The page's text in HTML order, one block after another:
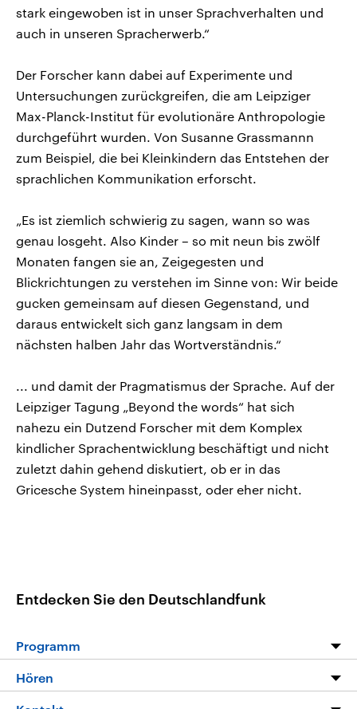
stark eingewoben ist in unser Sprachverhalten und
auch in unseren Spracherwerb.“
Der Forscher kann dabei auf Experimente und
Untersuchungen zurückgreifen, die am Leipziger
Max-Planck-Institut für evolutionäre Anthropologie
durchgeführt wurden. Von Susanne Grassmannn
zum Beispiel, die bei Kleinkindern das Entstehen der
sprachlichen Kommunikation erforscht.
„Es ist ziemlich schwierig zu sagen, wann so was
genau losgeht. Also Kinder – so mit neun bis zwölf
Monaten fangen sie an, Zeigegesten und
Blickrichtungen zu verstehen im Sinne von: Wir beide
gucken gemeinsam auf diesen Gegenstand, und
daraus entwickelt sich ganz langsam in dem
nächsten halben Jahr das Wortverständnis.“
... und damit der Pragmatismus der Sprache. Auf der
Leipziger Tagung „Beyond the words“ hat sich
nahezu ein Dutzend Forscher mit dem Komplex
kindlicher Sprachentwicklung beschäftigt und nicht
zuletzt dahin gehend diskutiert, ob er in das
Gricesche System hineinpasst, oder eher nicht.
Entdecken Sie den Deutschlandfunk
Programm
Hören
Livestream